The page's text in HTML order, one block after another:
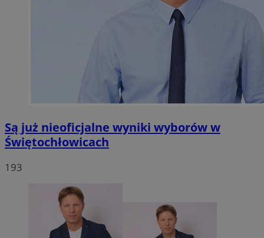
Są już nieoficjalne wyniki wyborów w
Świętochłowicach
193